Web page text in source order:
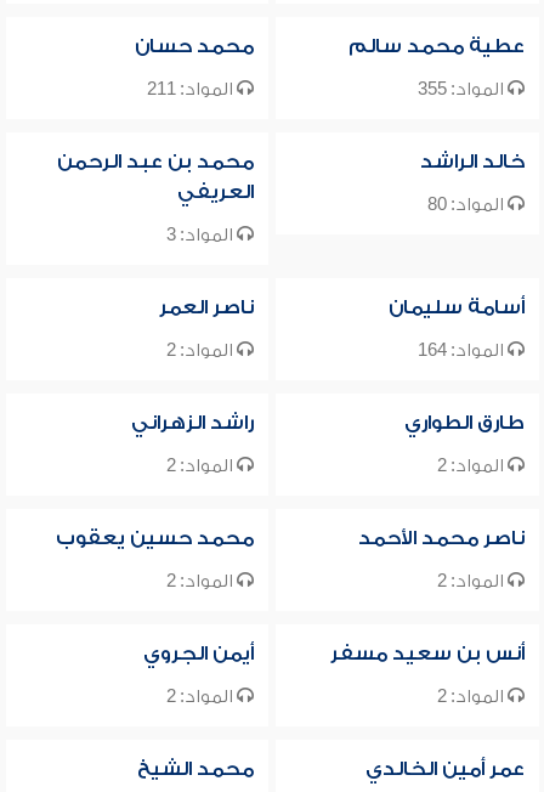
عطية محمد سالم
المواد: 355
محمد حسان
المواد: 211
خالد الراشد
المواد: 80
محمد بن عبد الرحمن
العريفي
المواد: 3
أسامة سليمان
المواد: 164
ناصر العمر
المواد: 2
طارق الطواري
المواد: 2
راشد الزهراني
المواد: 2
ناصر محمد الأحمد
المواد: 2
محمد حسين يعقوب
المواد: 2
أنس بن سعيد مسفر
المواد: 2
أيمن الجروي
المواد: 2
عمر أمين الخالدي محمد الشيخ